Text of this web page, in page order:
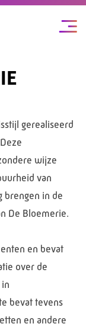
gerealiseerd
wijze
van
brengen in de
De Bloemerie.
en bevat
over de
bevat tevens
en andere